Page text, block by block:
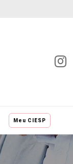
Meu CIESP